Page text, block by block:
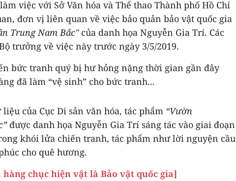
việc với Sở Văn hóa và Thể thao Thành phố Hồ Chí
đơn vị liên quan về việc bảo quản bảo vật quốc gia
Trung Nam Bắc"của danh họa Nguyễn Gia Trí. Các
trưởng về việc này trước ngày 3/5/2019.
bức tranh quý bị hư hỏng nặng thời gian gần đây
đã làm “vệ sinh” cho bức tranh...
của Cục Di sản văn hóa, tác phẩm “Vườn
được danh họa Nguyễn Gia Trí sáng tác vào giai đoạn
khói lửa chiến tranh, tác phẩm như lời nguyện cầu
cho quê hương.
chục hiện vật là Bảo vật quốc gia]